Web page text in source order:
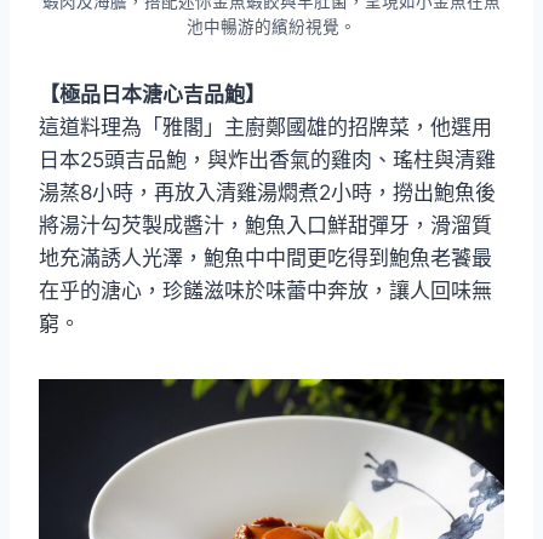
池中暢游的繽紛視覺。
【極品日本溏心吉品鮑】
這道料理為「雅閣」主廚鄭國雄的招牌菜，他選用
日本25頭吉品鮑，與炸出香氣的雞肉、瑤柱與清雞
湯蒸8小時，再放入清雞湯燜煮2小時，撈出鮑魚後
將湯汁勾芡製成醬汁，鮑魚入口鮮甜彈牙，滑溜質
地充滿誘人光澤，鮑魚中中間更吃得到鮑魚老饕最
在乎的溏心，珍饈滋味於味蕾中奔放，讓人回味無
窮。